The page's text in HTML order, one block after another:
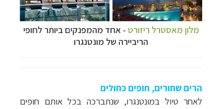
מלון מאסטרל ריזורט - אחד מהמפנקים ביותר לחופי
הריביירה של מונטנגרו
הרים שחורים, חופים כחולים
לאחר טיול במונטנגרו, שנתברכה בכל אותם חופים